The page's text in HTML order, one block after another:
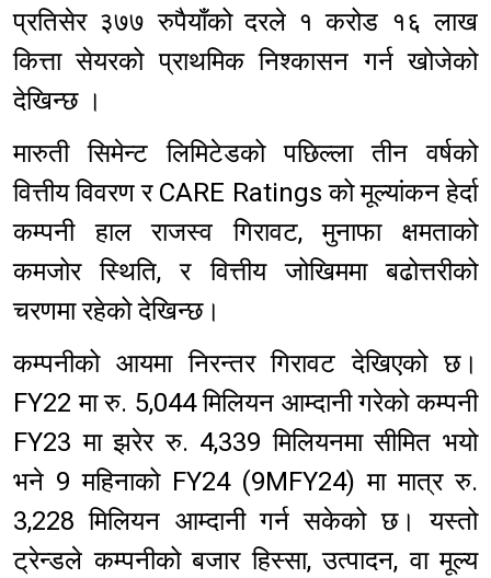
प्रतिसेर ३७७ रुपैयाँको दरले १ करोड १६ लाख
कित्ता सेयरको प्राथमिक निश्कासन गर्न खोजेको
देखिन्छ ।
मारुती सिमेन्ट लिमिटेडको पछिल्ला तीन वर्षको
वित्तीय विवरण र CARE Ratings को मूल्यांकन हेर्दा
कम्पनी हाल राजस्व गिरावट, मुनाफा क्षमताको
कमजोर स्थिति, र वित्तीय जोखिममा बढोत्तरीको
चरणमा रहेको देखिन्छ।
कम्पनीको आयमा निरन्तर गिरावट देखिएको छ।
FY22 मा रु. 5,044 मिलियन आम्दानी गरेको कम्पनी
FY23 मा झरेर रु. 4,339 मिलियनमा सीमित भयो
भने 9 महिनाको FY24 (9MFY24) मा मात्र रु.
3,228 मिलियन आम्दानी गर्न सकेको छ। यस्तो
ट्रेन्डले कम्पनीको बजार हिस्सा, उत्पादन, वा मूल्य